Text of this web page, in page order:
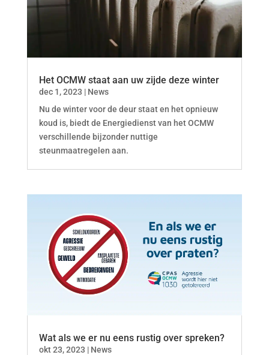
Het OCMW staat aan uw zijde deze winter
dec 1, 2023 | News
Nu de winter voor de deur staat en het opnieuw
koud is, biedt de Energiedienst van het OCMW
verschillende bijzonder nuttige
steunmaatregelen aan.
Wat als we er nu eens rustig over spreken?
okt 23, 2023 | News